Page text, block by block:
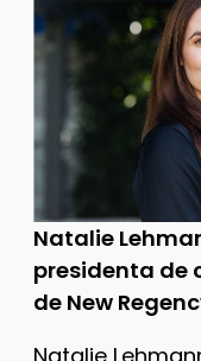
Natalie
presidenta de
de New